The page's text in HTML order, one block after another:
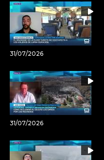
31/07/2026
31/07/2026